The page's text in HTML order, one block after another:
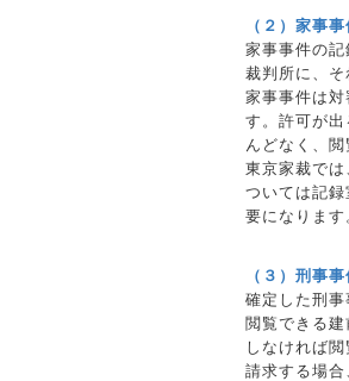
（２）家事
家事事件の
裁判所に、そ
家事事件は
す。許可が
んどなく、
東京家裁で
ついては記
要になります
（３）刑事
確定した刑
閲覧できる
しなければ
請求する場